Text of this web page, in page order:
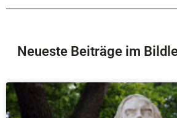
Neueste Beiträge im